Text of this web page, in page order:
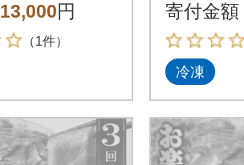
13,000円
（1件）
寄付金額
冷凍